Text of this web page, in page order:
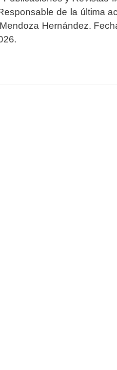
de la última
Hernández.